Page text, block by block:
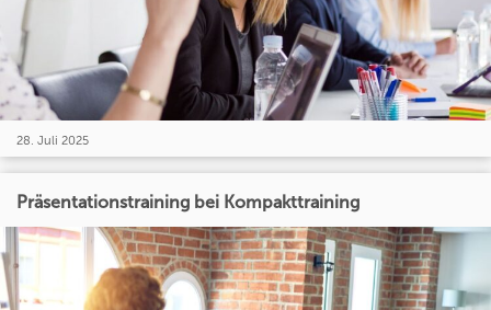
28. Juli 2025
Präsentationstraining bei Kompakttraining